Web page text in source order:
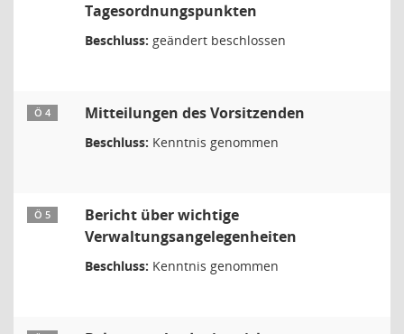
Tagesordnungspunkten
Beschluss: geändert beschlossen
Ö 4 Mitteilungen des Vorsitzenden
Beschluss: Kenntnis genommen
Ö 5
Bericht über wichtige
Verwaltungsangelegenheiten
Beschluss: Kenntnis genommen